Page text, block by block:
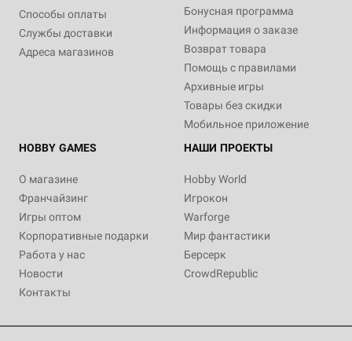
Способы оплаты
Службы доставки
Адреса магазинов
Бонусная программа
Информация о заказе
Возврат товара
Помощь с правилами
Архивные игры
Товары без скидки
Мобильное приложение
HOBBY GAMES
О магазине
Франчайзинг
Игры оптом
Корпоративные подарки
Работа у нас
Новости
Контакты
НАШИ ПРОЕКТЫ
Hobby World
Игрокон
Warforge
Мир фантастики
Берсерк
CrowdRepublic